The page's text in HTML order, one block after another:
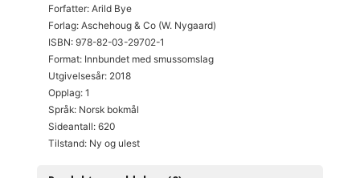
Forfatter: Arild Bye
Forlag: Aschehoug & Co (W. Nygaard)
ISBN: 978-82-03-29702-1
Format: Innbundet med smussomslag
Utgivelsesår: 2018
Opplag: 1
Språk: Norsk bokmål
Sideantall: 620
Tilstand: Ny og ulest